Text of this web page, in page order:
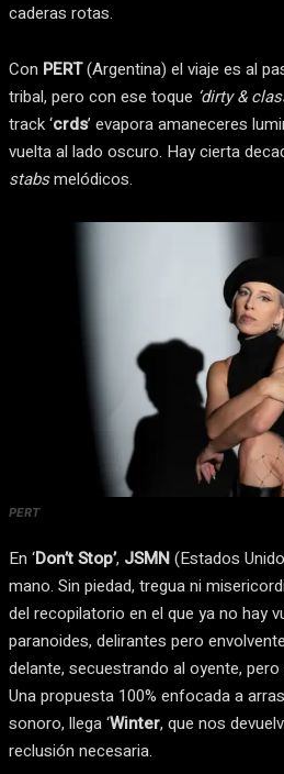
caderas rotas.
Con PERT(Argentina) el viaje es al
tribal, pero con ese toque ‘dirty &
track ‘crds’ evapora amaneceres
vuelta al lado oscuro. Hay cierta
stabsmelódicos.
PERT
En ‘Don’t Stop’, JSMN(Estados
mano. Sin piedad, tregua ni
del recopilatorio en el que ya no hay
paranoides, delirantes pero
delante, secuestrando al oyente,
Una propuesta 100% enfocada a
sonoro, llega ‘Winter, que nos
reclusión necesaria.